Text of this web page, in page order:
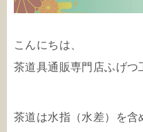
こんにちは、
茶道具通販専門店ふげ
茶道は水指（水差）を含